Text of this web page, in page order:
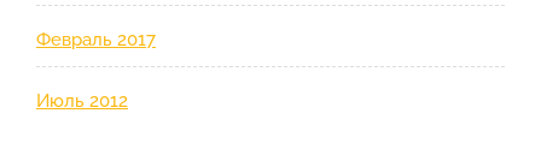
Февраль 2017
Июль 2012